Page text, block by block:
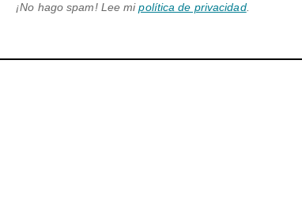
¡No hago spam! Lee mipolítica de privacidad.